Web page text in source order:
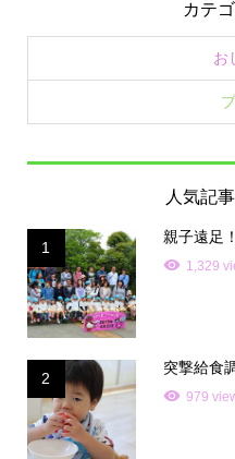
カテ
お
人気記
1
親子遠足
1,329
2
突撃給食
979